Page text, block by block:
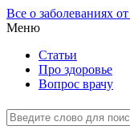
Все о заболеваниях
Меню
Статьи
Про здоровье
Вопрос врачу